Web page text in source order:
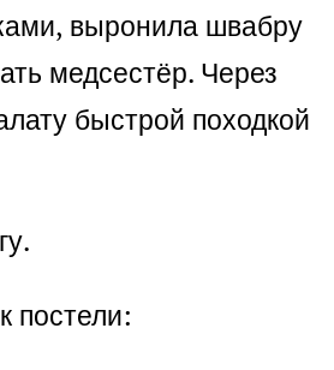
выронила швабру
медсестёр. Через
быстрой походкой
постели: